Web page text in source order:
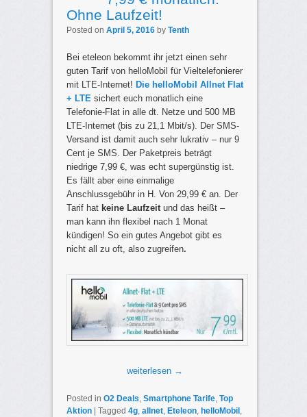
Ohne Laufzeit!
Posted on April 5, 2016 by Tenth
Bei eteleon bekommt ihr jetzt einen sehr
guten Tarif von helloMobil für Vieltelefonierer
mit LTE-Internet! Die helloMobil Allnet Flat
+ LTE sichert euch monatlich eine
Telefonie-Flat in alle dt. Netze und 500 MB
LTE-Internet (bis zu 21,1 Mbit/s). Der SMS-
Versand ist damit auch sehr lukrativ – nur 9
Cent je SMS. Der Paketpreis beträgt
niedrige 7,99 €, was echt supergünstig ist.
Es fällt aber eine einmalige
Anschlussgebühr in H. Von 29,99 € an. Der
Tarif hat keine Laufzeitund das heißt –
man kann ihn flexibel nach 1 Monat
kündigen! So ein gutes Angebot gibt es
nicht all zu oft, also zugreifen.
weiterlesen →
Posted in O2 Deals, Smartphone Tarife, Top
Aktion | Tagged 4g, allnet, Eteleon, helloMobil,